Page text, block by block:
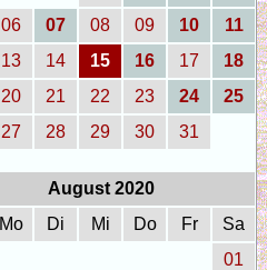
06 07 08 09 10
11
13 14 15 16 17
18
20 21 22 23 24
25
27 28 29 30 31
August 2020
Mo Di Mi Do Fr
Sa
01